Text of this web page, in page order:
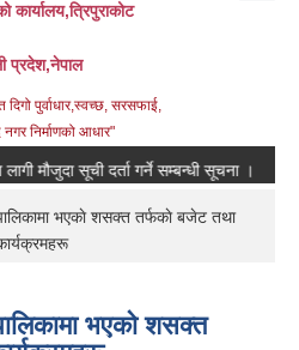
कार्यालय,त्रिपुराकोट
प्रदेश,नेपाल
दिगो पुर्वाधार,स्वच्छ, सरसफाई,
निर्माणको आधार"
सूची दर्ता गर्ने सम्बन्धी सूचना ।
भएकाे शसक्त तर्फकाे बजेट तथा
भएकाे शसक्त